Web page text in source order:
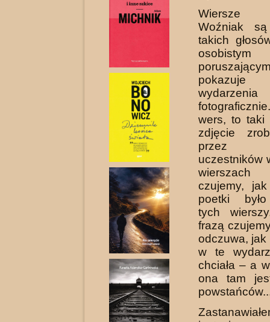
Wiersze
Woźniak
takich
wers, to taki
zdjęcie
przez
uczestników
czujemy,
poetki
tych
frazą
odczuwa, jak
w te
chciała – a
ona tam